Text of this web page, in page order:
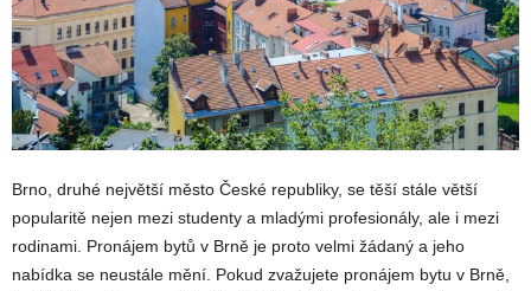
Brno, druhé největší město České republiky, se těší stále větší
popularitě nejen mezi studenty a mladými profesionály, ale i mezi
rodinami. Pronájem bytů v Brně je proto velmi žádaný a jeho
nabídka se neustále mění. Pokud zvažujete pronájem bytu v Brně,